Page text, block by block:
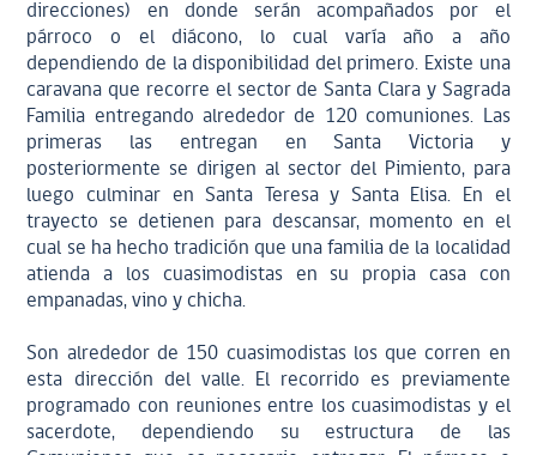
direcciones) en donde serán acompañados por el
párroco o el diácono, lo cual varía año a año
dependiendo de la disponibilidad del primero. Existe una
caravana que recorre el sector de Santa Clara y Sagrada
Familia entregando alrededor de 120 comuniones. Las
primeras las entregan en Santa Victoria y
posteriormente se dirigen al sector del Pimiento, para
luego culminar en Santa Teresa y Santa Elisa. En el
trayecto se detienen para descansar, momento en el
cual se ha hecho tradición que una familia de la localidad
atienda a los cuasimodistas en su propia casa con
empanadas, vino y chicha.
Son alrededor de 150 cuasimodistas los que corren en
esta dirección del valle. El recorrido es previamente
programado con reuniones entre los cuasimodistas y el
sacerdote, dependiendo su estructura de las